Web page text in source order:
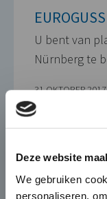
Deze website
We gebruiken
personaliseren,
U bent van
Nürnberg te
31 OKTOBER 2017